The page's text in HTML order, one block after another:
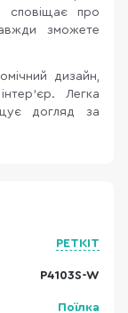
сповіщає про
зможете
дизайн,
Легка
догляд за
PETKIT
P4103S-W
Поїлка